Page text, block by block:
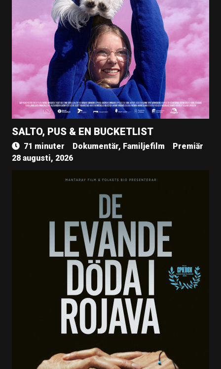
SALTO, PUS & EN BUCKETLIST
71 minuter Dokumentär, Familjefilm
Premiär
28 augusti, 2026